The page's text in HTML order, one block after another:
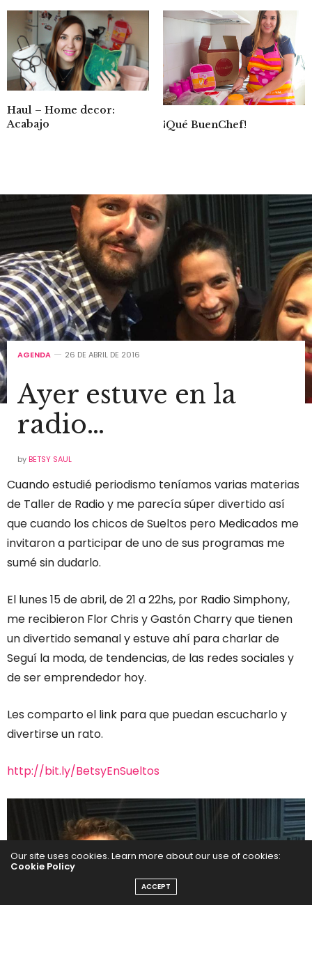
Haul – Home decor:
Acabajo
¡Qué BuenChef!
AGENDA 26 DE ABRIL DE 2016
Ayer estuve en la
radio…
by BETSY SAUL
Cuando estudié periodismo teníamos varias materias
de Taller de Radio y me parecía súper divertido así
que cuando los chicos de Sueltos pero Medicados me
invitaron a participar de uno de sus programas me
sumé sin dudarlo.
El lunes 15 de abril, de 21 a 22hs, por Radio Simphony,
me recibieron Flor Chris y Gastón Charry que tienen
un divertido semanal y estuve ahí para charlar de
Seguí la moda, de tendencias, de las redes sociales y
de ser emprendedor hoy.
Les comparto el link para que puedan escucharlo y
divertirse un rato.
http://bit.ly/BetsyEnSueltos
Our site uses cookies. Learn more about our use of cookies:
Cookie Policy
ACCEPT